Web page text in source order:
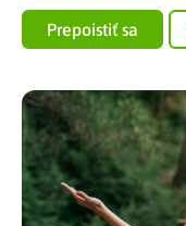
Prepoistiť sa